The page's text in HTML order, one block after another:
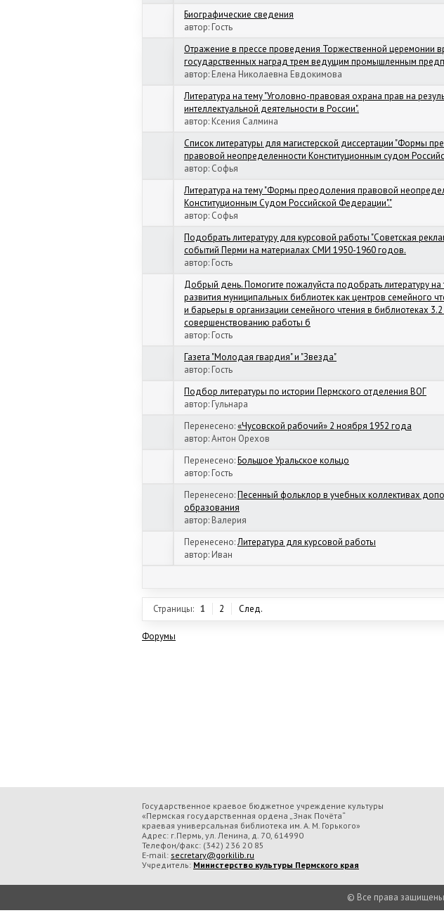
Биографические сведения
автор: Гость
Отражение в прессе проведения Торжественной церемонии
государственных наград трем ведущим промышленным
автор: Елена Николаевна Евдокимова
Литература на тему "Уголовно-правовая охрана прав на
интеллектуальной деятельности в России".
автор: Ксения Салмина
Список литературы для магистерской диссертации "Формы
правовой неопределенности Конституционным судом
автор: Софья
Литература на тему "Формы преодоления правовой
Конституционным Судом Российской Федерации"."
автор: Софья
Подобрать литературу для курсовой работы "Советская
событий Перми на материалах СМИ 1950-1960 годов.
автор: Гость
Добрый день. Помогите пожалуйста подобрать литературу на
развития муниципальных библиотек как центров семейного
и барьеры в организации семейного чтения в библиотеках
совершенствованию работы б
автор: Гость
Газета "Молодая гвардия" и "Звезда"
автор: Гость
Подбор литературы по истории Пермского отделения ВОГ
автор: Гульнара
Перенесено:«Чусовской рабочий» 2 ноября 1952 года
автор:Антон Орехов
Перенесено:Большое Уральское кольцо
автор: Гость
Перенесено:Песенный фольклор в учебных коллективах
образования
автор: Валерия
Перенесено:Литература для курсовой работы
автор: Иван
Страницы: 1 2 След.
Форумы
Государственное краевое бюджетное учреждение культуры
«Пермская государственная ордена „Знак Почёта“
краевая универсальная библиотека им. А. М. Горького»
Адрес: г.Пермь, ул. Ленина, д. 70, 614990
Телефон/факс: (342) 236 20 85
E-mail: secretary@gorkilib.ru
Учредитель: Министерство культуры Пермского края
© Все права защищены
Во время посещения сайта Государственное краевое бюджетное учреждение культуры «Пермская
обрабатываем данные с использованием метрических программ.